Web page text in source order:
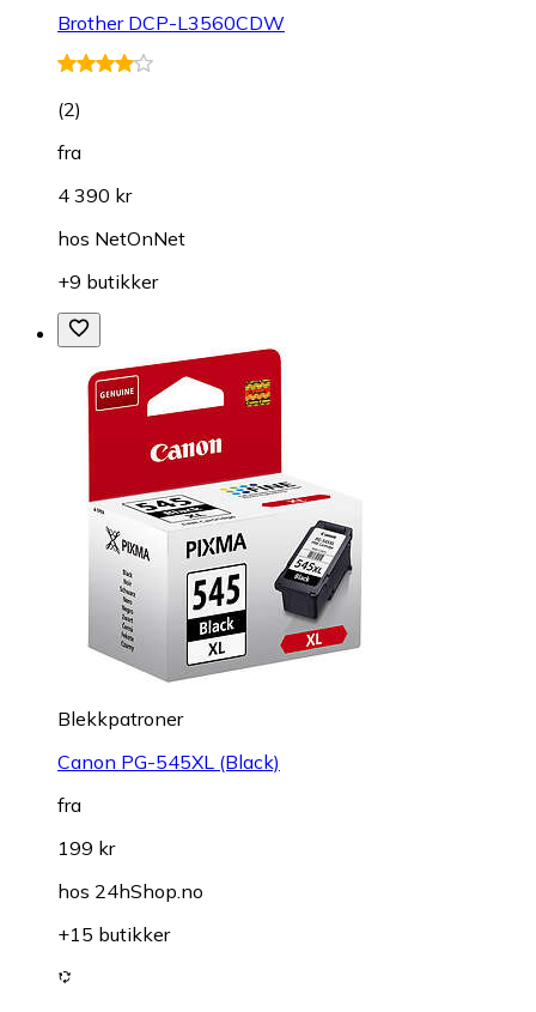
Brother DCP-L3560CDW
(2)
fra
4 390 kr
hos NetOnNet
+9 butikker
Blekkpatroner
Canon PG-545XL (Black)
fra
199 kr
hos 24hShop.no
+15 butikker